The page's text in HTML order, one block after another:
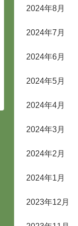
2024年8月
2024年7月
2024年6月
2024年5月
2024年4月
2024年3月
2024年2月
2024年1月
2023年12月